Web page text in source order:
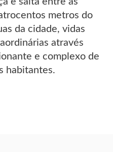
metros do
da cidade, vidas
através
e complexo de
habitantes.